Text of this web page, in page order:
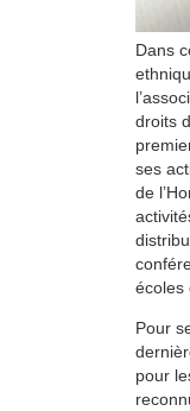
Dans
droits
ses
de
écoles
Pour
pour